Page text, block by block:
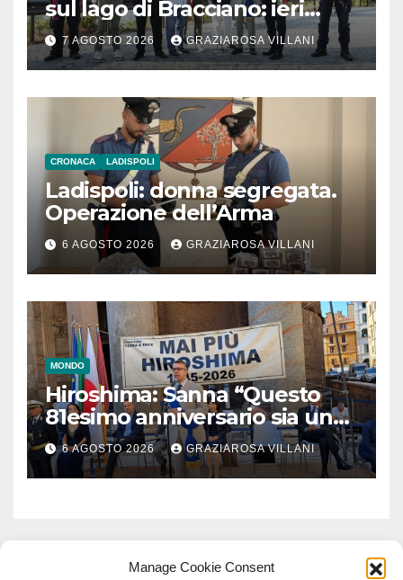
Manage Cookie Consent
sul lago di Bracciano: ieri
l’inaugurazione
7 AGOSTO 2026 GRAZIAROSA VILLANI
CRONACA LADISPOLI
Ladispoli: donna segregata.
Operazione dell’Arma
6 AGOSTO 2026 GRAZIAROSA VILLANI
MONDO
Hiroshima: Sanna “Questo
81esimo anniversario sia un
monito per tutti”
6 AGOSTO 2026 GRAZIAROSA VILLANI